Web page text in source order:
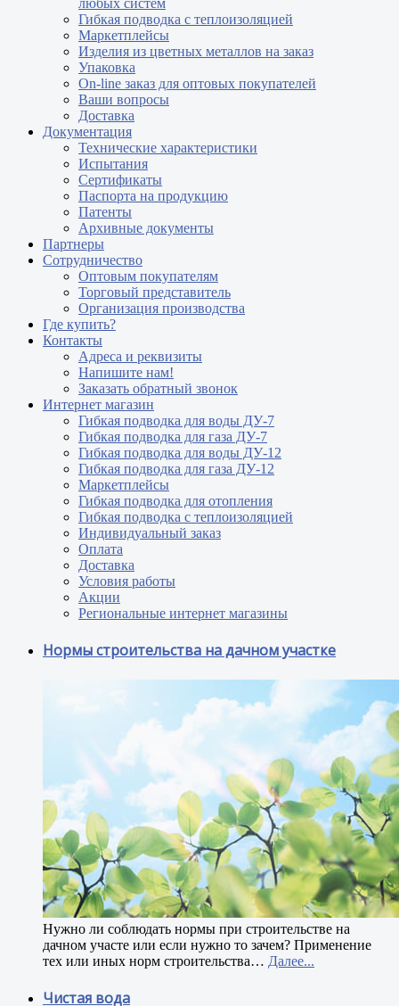
любых систем
Гибкая подводка с теплоизоляцией
Маркетплейсы
Изделия из цветных металлов на заказ
Упаковка
On-line заказ для оптовых покупателей
Ваши вопросы
Доставка
Документация
Технические характеристики
Испытания
Сертификаты
Паспорта на продукцию
Патенты
Архивные документы
Партнеры
Сотрудничество
Оптовым покупателям
Торговый представитель
Организация производства
Где купить?
Контакты
Адреса и реквизиты
Напишите нам!
Заказать обратный звонок
Интернет магазин
Гибкая подводка для воды ДУ-7
Гибкая подводка для газа ДУ-7
Гибкая подводка для воды ДУ-12
Гибкая подводка для газа ДУ-12
Маркетплейсы
Гибкая подводка для отопления
Гибкая подводка с теплоизоляцией
Индивидуальный заказ
Оплата
Доставка
Условия работы
Акции
Региональные интернет магазины
Нормы строительства на дачном участке
Нужно ли соблюдать нормы при строительстве на
дачном участе или если нужно то зачем? Применение
тех или иных норм строительства… Далее...
Чистая вода